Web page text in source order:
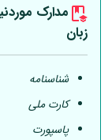
مدارک
زبان
شناسنامه
کارت ملی
پاسپورت